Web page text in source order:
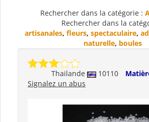
Rechercher dans la catégorie :
Rechercher dans la
artisanales, fleurs, spectaculaire,
naturelle, boules
Thailande 10110
Signalez un abus